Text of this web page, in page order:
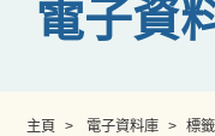
電子資
主頁 > 電子資料庫 > 標